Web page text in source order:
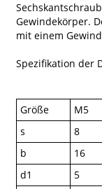
Gewindekörper.
mit einem
Spezifikation der
Größe M5
s
8
b
16
d1
5